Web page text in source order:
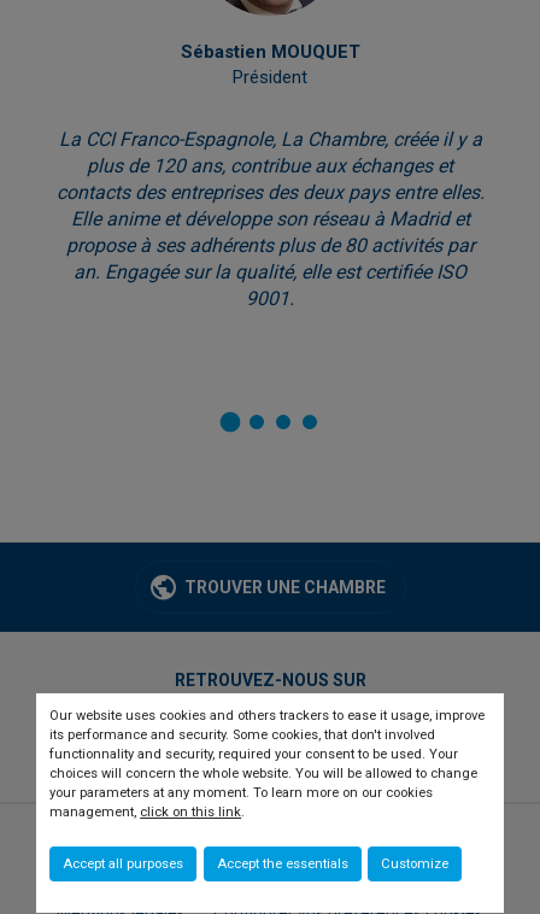
Our website uses cookies and others trackers to ease it usage, improve
its performance and security. Some cookies, that don't involved
functionnality and security, required your consent to be used. Your
choices will concern the whole website. You will be allowed to change
your parameters at any moment. To learn more on our cookies
management, click on this link.
Accept all purposes Accept the essentials Customize
Sébastien MOUQUET
Président
La CCI Franco-Espagnole, La Chambre, créée il y a
plus de 120 ans, contribue aux échanges et
contacts des entreprises des deux pays entre elles.
Elle anime et développe son réseau à Madrid et
propose à ses adhérents plus de 80 activités par
an. Engagée sur la qualité, elle est certifiée ISO
9001.
TROUVER UNE CHAMBRE
RETROUVEZ-NOUS SUR
twitterlinkedinyoutube
Qui sommes-nous ?
Recrutement Presse
Contact